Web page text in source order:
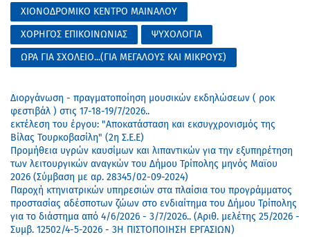
ΧΙΟΝΟΔΡΟΜΙΚΟ ΚΕΝΤΡΟ ΜΑΙΝΑΛΟΥ
ΧΟΡΗΓΟΣ ΕΠΙΚΟΙΝΩΝΙΑΣ
ΨΥΧΟΛΟΓΙΑ
ΩΡΑ ΓΙΑ ΣΧΟΛΕΙΟ...(ΓΙΑ ΜΕΓΑΛΟΥΣ ΚΑΙ ΜΙΚΡΟΥΣ)
Διοργάνωση - πραγματοποίηση μουσικών εκδηλώσεων ( ροκ
φεστιβάλ ) στις 17-18-19/7/2026..
εκτέλεση του έργου: "Αποκατάσταση και εκσυγχρονισμός της
Βίλας Τουρκοβασίλη" (2η Σ.Ε.Ε)
Προμήθεια υγρών καυσίμων και λιπαντικών για την εξυπηρέτηση
των λειτουργικών αναγκών του Δήμου Τρίπολης μηνός Μαϊου
2026 (Σύμβαση με αρ. 28345/02-09-2024)
Παροχή κτηνιατρικών υπηρεσιών στα πλαίσια του προγράμματος
προστασίας αδέσποτων ζώων στο ενδιαίτημα του Δήμου Τρίπολης
για το διάστημα από 4/6/2026 - 3/7/2026.. (Αριθ. μελέτης 25/2026 -
Συμβ. 12502/4-5-2026 - 3Η ΠΙΣΤΟΠΟΙΗΣΗ ΕΡΓΑΣΙΩΝ)